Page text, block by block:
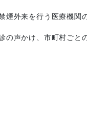
来を行う医療機関の
かけ、市町村ごとの